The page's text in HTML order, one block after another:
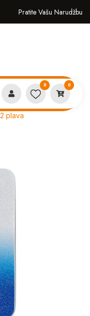
Pratite Vašu Narudžbu
0 0
plava